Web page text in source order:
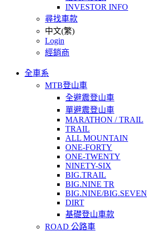
INVESTOR INFO
尋找車款
中文(繁)
Login
經銷商
全車系
MTB登山車
全避震登山車
單避震登山車
MARATHON / TRAIL
TRAIL
ALL MOUNTAIN
ONE-FORTY
ONE-TWENTY
NINETY-SIX
BIG.TRAIL
BIG.NINE TR
BIG.NINE/BIG.SEVEN
DIRT
基礎登山車款
ROAD 公路車